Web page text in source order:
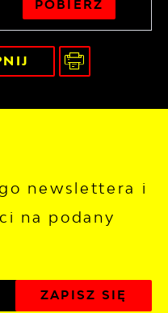
POBIERZ
newslettera i
na podany